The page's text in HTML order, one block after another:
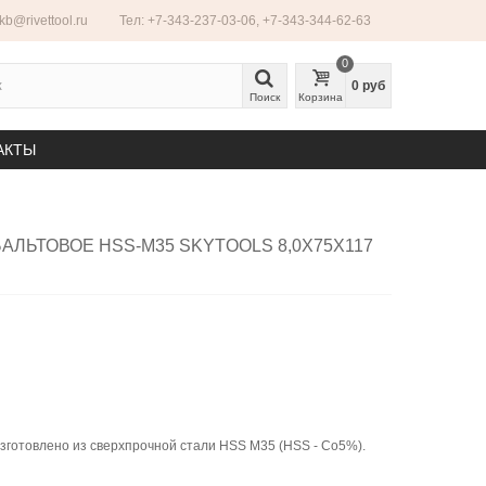
Тел: +7-343-237-03-06, +7-343-344-62-63
Поиск Корзина
0
0 руб
HSS-M35 SKYTOOLS 8,0Х75Х117
из сверxпрочной стали HSS M35 (HSS - Co5%).